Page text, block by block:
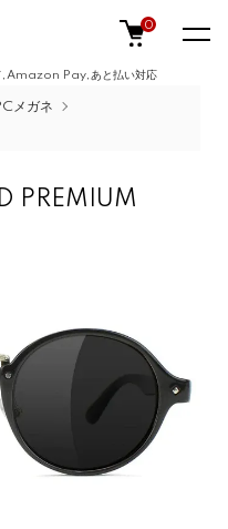
,Amazon Pay,あと払い対応
0
メガネ
PREMIUM